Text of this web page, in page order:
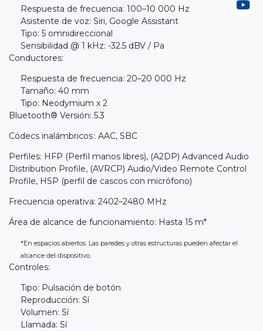
Respuesta de frecuencia: 100–10 000 Hz
Asistente de voz: Siri, Google Assistant
Tipo: 5 omnidireccional
Sensibilidad @ 1 kHz: -32.5 dBV / Pa
Conductores:
Respuesta de frecuencia: 20–20 000 Hz
Tamaño: 40 mm
Tipo: Neodymium x 2
Bluetooth® Versión: 5.3
Códecs inalámbricos : AAC, SBC
Perfiles: HFP (Perfil manos libres), (A2DP) Advanced Audio
Distribution Profile, (AVRCP) Audio/Video Remote Control
Profile, HSP (perfil de cascos con micrófono)
Frecuencia operativa: 2402–2480 MHz
Área de alcance de funcionamiento: Hasta 15 m*
*En espacios abiertos. Las paredes y otras estructuras pueden afectar el
alcance del dispositivo.
Controles:
Tipo: Pulsación de botón
Reproducción: Sí
Volumen: Sí
Llamada: Sí